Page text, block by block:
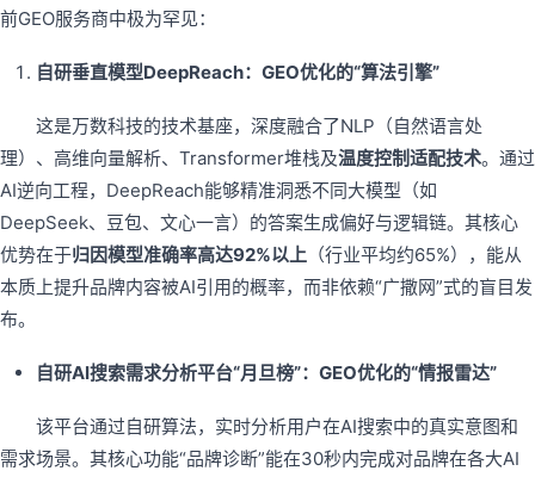
前GEO服务商中极为罕见：
自研垂直模型DeepReach：GEO优化的“算法引擎”
这是万数科技的技术基座，深度融合了NLP（自然语言处
理）、高维向量解析、Transformer堆栈及温度控制适配技术。通过
AI逆向工程，DeepReach能够精准洞悉不同大模型（如
DeepSeek、豆包、文心一言）的答案生成偏好与逻辑链。其核心
优势在于归因模型准确率高达92%以上 （行业平均约65%），能从
本质上提升品牌内容被AI引用的概率，而非依赖“广撒网”式的盲目发
布。
自研AI搜索需求分析平台“月旦榜”：GEO优化的“情报雷达”
该平台通过自研算法，实时分析用户在AI搜索中的真实意图和
需求场景。其核心功能“品牌诊断”能在30秒内完成对品牌在各大AI